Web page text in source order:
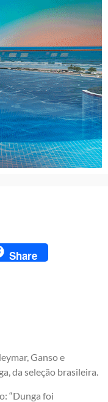
Share
Ganso e
da seleção brasileira.
“Dunga foi